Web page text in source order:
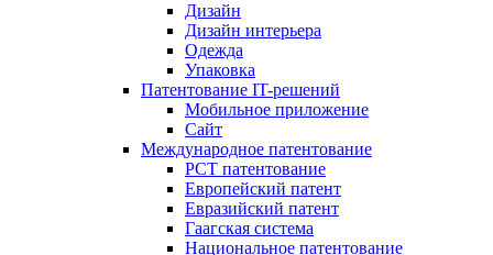
Дизайн
Дизайн интерьера
Одежда
Упаковка
Патентование IT-решений
Мобильное приложение
Сайт
Международное патентование
PCT патентование
Европейский патент
Евразийский патент
Гаагская система
Национальное патентование